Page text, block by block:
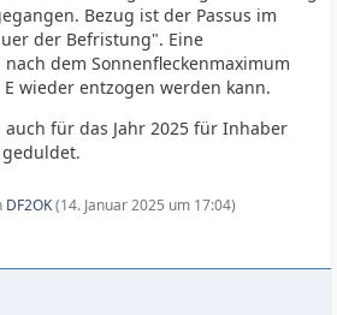
Bezug ist der Passus im
der Befristung". Eine
dem Sonnenfleckenmaximum
wieder entzogen werden kann.
für das Jahr 2025 für Inhaber
DF2OK(14. Januar 2025 um 17:04)